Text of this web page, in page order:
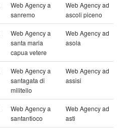
Web Agency a
sanremo
Web Agency ad
ascoli piceno
Web Agency a
santa maria
capua vetere
Web Agency ad
asola
Web Agency a
santagata di
militello
Web Agency ad
assisi
Web Agency a
santantioco
Web Agency ad
asti